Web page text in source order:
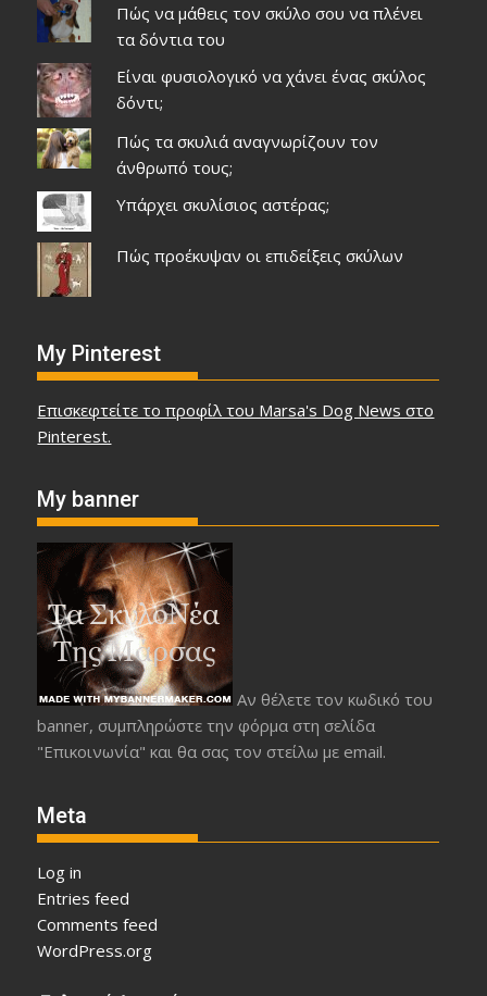
Πώς να μάθεις τον σκύλο σου να πλένει
τα δόντια του
Είναι φυσιολογικό να χάνει ένας σκύλος
δόντι;
Πώς τα σκυλιά αναγνωρίζουν τον
άνθρωπό τους;
Υπάρχει σκυλίσιος αστέρας;
Πώς προέκυψαν οι επιδείξεις σκύλων
My Pinterest
Επισκεφτείτε το προφίλ του Marsa's Dog News στο
Pinterest.
My banner
Αν θέλετε τον κωδικό του
banner, συμπληρώστε την φόρμα στη σελίδα
"Επικοινωνία" και θα σας τον στείλω με email.
Meta
Log in
Entries feed
Comments feed
WordPress.org